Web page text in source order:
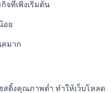
จที่เพิ่งเริ่มต้น
อย
คมาก
สติ้งคุณภาพต่ำ ทำให้เว็บโหลด